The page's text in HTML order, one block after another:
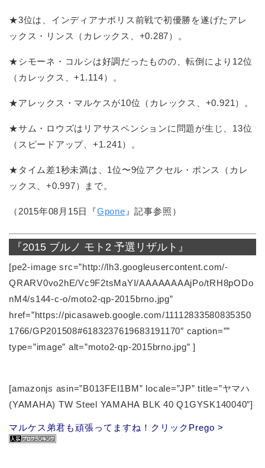
★3位は、インディアナポリス前戦で初優勝を遂げたアレ
ックス・リンス（カレックス、+0.287）。
★シモーネ・コルシは好調だったものの、転倒により12位
（カレックス、+1.114）。
★アレックス・マルケスが10位（カレックス、+0.921）。
★サム・ロウズはリアサスペンションに問題が生じ、13位
（スピードアップ、+1.241）。
★タイム差1秒未満は、1位〜9位アクセル・ポンス（カレ
ックス、+0.997）まで。
（2015年08月15日『Gpone 』記事参照）
『2015 ブルノ モト2 予選リザルト』
[pe2-image src=”http://lh3.googleusercontent.com/-
QRARV0vo2hE/Vc9F2tsMaYI/AAAAAAAAjPo/tRH8pODo
nM4/s144-c-o/moto2-qp-2015brno.jpg”
href=”https://picasaweb.google.com/11112833580835350
1766/GP201508#6183237619683191170″ caption=””
type=”image” alt=”moto2-qp-2015brno.jpg” ]
[amazonjs asin=”B013FEI1BM” locale=”JP” title=”ヤマハ
(YAMAHA) TW Steel YAMAHA BLK 40 Q1GYSK140040″]
マルケス弟君も頑張ってますね！クリックPrego >